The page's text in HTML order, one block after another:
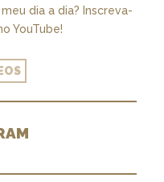
dia a dia? Inscreva-
YouTube!